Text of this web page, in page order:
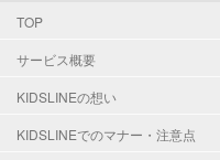
TOP
サービス概要
KIDSLINEの想い
KIDSLINEでのマナー・注意点